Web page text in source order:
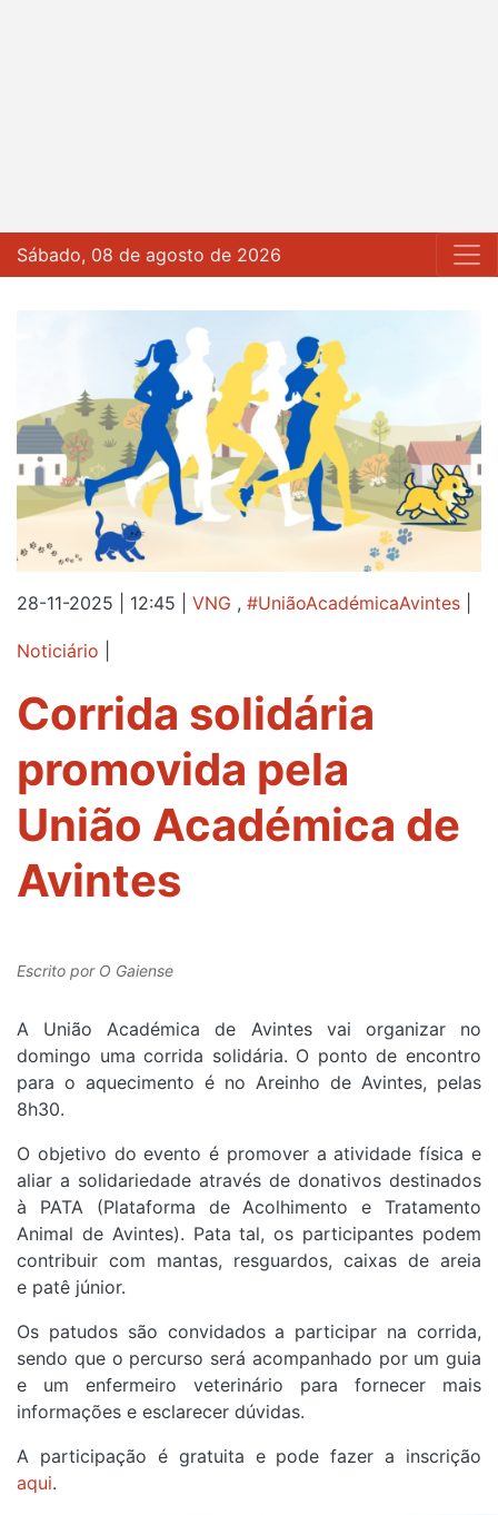
Sábado, 08 de agosto de 2026
28-11-2025 | 12:45 VNG , #UniãoAcadémicaAvintes
Noticiário
Corrida solidária
promovida pela
União Académica de
Avintes
Escrito por O Gaiense
A União Académica de Avintes vai organizar no
domingo uma corrida solidária. O ponto de encontro
para o aquecimento é no Areinho de Avintes, pelas
8h30.
O objetivo do evento é promover a atividade física e
aliar a solidariedade através de donativos destinados
à PATA (Plataforma de Acolhimento e Tratamento
Animal de Avintes). Pata tal, os participantes podem
contribuir com mantas, resguardos, caixas de areia
e patê júnior.
Os patudos são convidados a participar na corrida,
sendo que o percurso será acompanhado por um guia
e um enfermeiro veterinário para fornecer mais
informações e esclarecer dúvidas.
A participação é gratuita e pode fazer a inscrição
aqui.